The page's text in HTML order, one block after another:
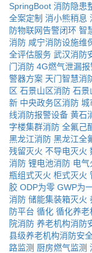
SpringBoot 消防隐患
全案定制 消小熊稍息
防物联网告警闭环 智
消防 咸宁消防设施维
全评估服务 武汉消防
门消防 4G燃气泄漏报
警器方案 天门智慧消
区 石景山区消防 石景
新 中央政务区消防 城
线消防报警设备 黄石
字楼集群消防 全氟己
黑龙江消防 黑龙江全
残留灭火 不导电灭火
消防 锂电池消防 电气
瓶组式灭火 柜式灭火
胶 ODP为零 GWP为
消防 储能集装箱灭火
防平台 循化 循化养老
院消防 养老机构消防
县级养老机构消防安
路监测 厨房燃气监测